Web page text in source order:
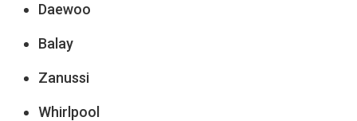
Daewoo
Balay
Zanussi
Whirlpool